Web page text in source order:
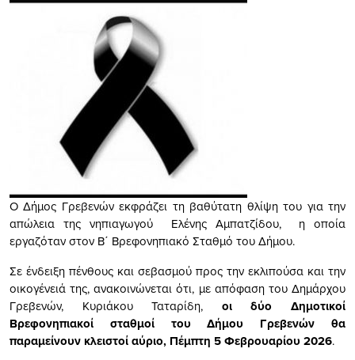
Ο Δήμος Γρεβενών εκφράζει τη βαθύτατη θλίψη του για την
απώλεια της νηπιαγωγού Ελένης Αμπατζίδου, η οποία
εργαζόταν στον Β΄ Βρεφονηπιακό Σταθμό του Δήμου.
Σε ένδειξη πένθους και σεβασμού προς την εκλιπούσα και την
οικογένειά της, ανακοινώνεται ότι, με απόφαση του Δημάρχου
Γρεβενών, Κυριάκου Ταταρίδη, οι δύο Δημοτικοί
Βρεφονηπιακοί σταθμοί του Δήμου Γρεβενών θα
παραμείνουν κλειστοί αύριο, Πέμπτη 5 Φεβρουαρίου 2026.